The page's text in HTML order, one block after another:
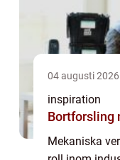
04 augusti 2026
inspiration
Bortforsling
Mekaniska